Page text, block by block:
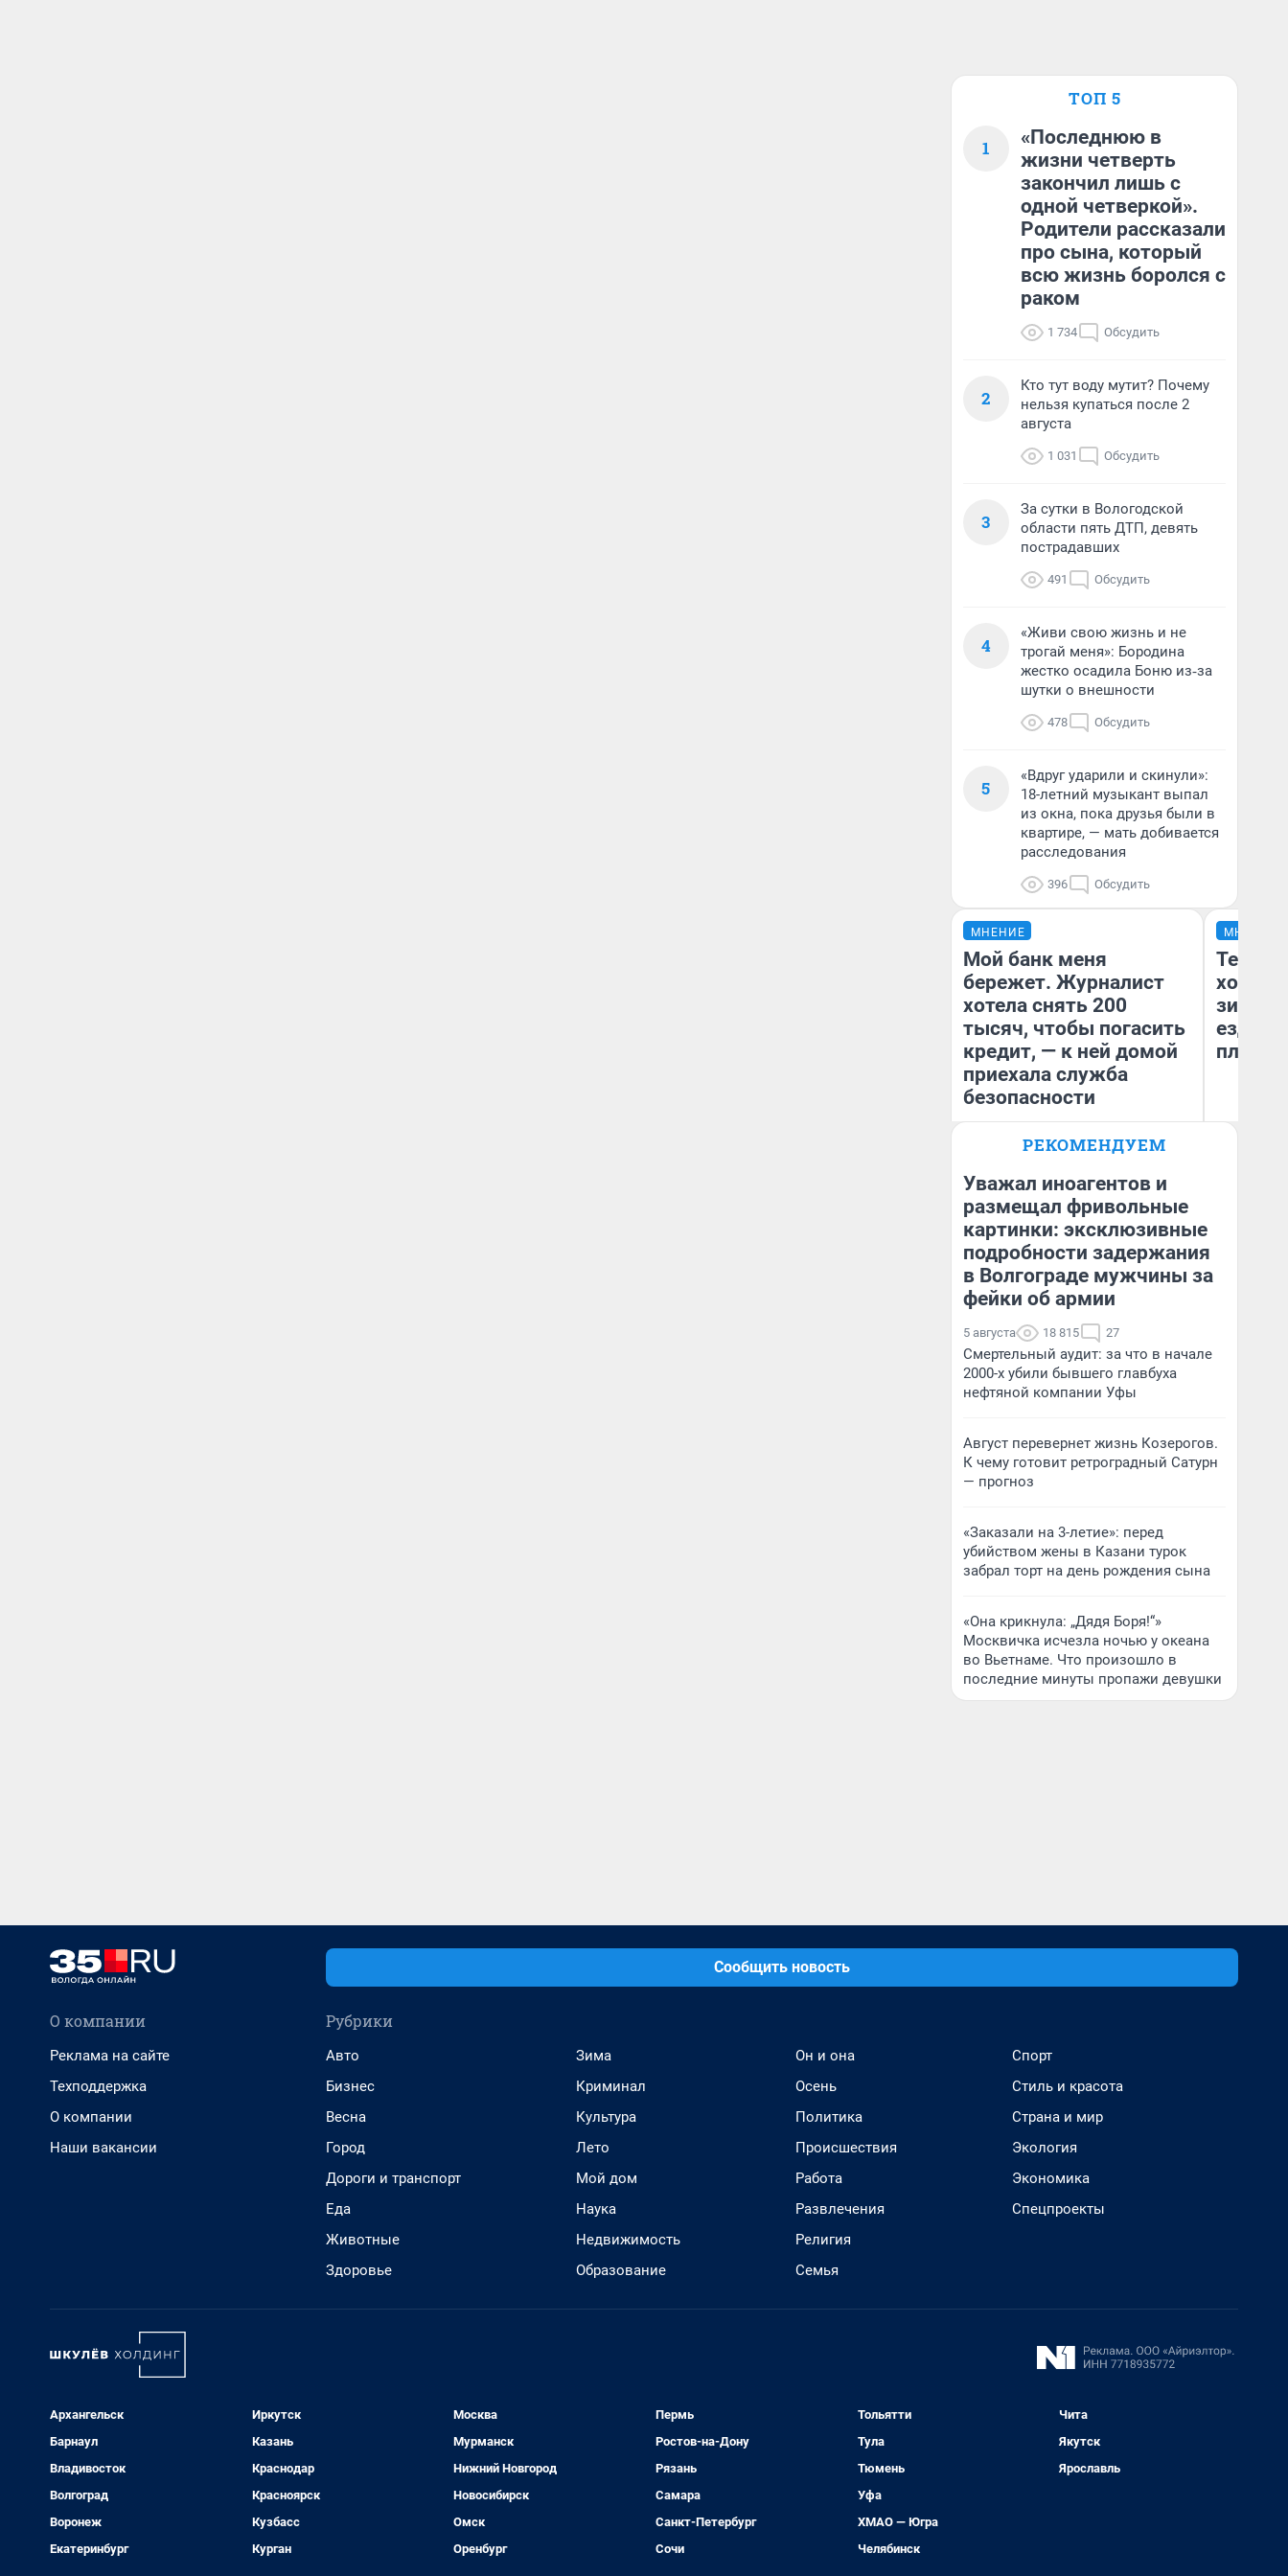
ТОП 5
1
«Последнюю в
жизни четверть
закончил лишь с
одной четверкой».
Родители рассказали
про сына, который
всю жизнь боролся с
раком
1 734 Обсудить
2
Кто тут воду мутит? Почему
нельзя купаться после 2
августа
1 031 Обсудить
3
За сутки в Вологодской
области пять ДТП, девять
пострадавших
491 Обсудить
4
«Живи свою жизнь и не
трогай меня»: Бородина
жестко осадила Боню из‑за
шутки о внешности
478 Обсудить
5
«Вдруг ударили и скинули»:
18-летний музыкант выпал
из окна, пока друзья были в
квартире, — мать добивается
расследования
396 Обсудить
МНЕНИЕ
Мой банк меня
бережет. Журналист
хотела снять 200
тысяч, чтобы погасить
кредит, — к ней домой
приехала служба
безопасности
Ксения Владимирская
МНЕНИЕ
Тепло
зимой.
ездит
плюсы
РЕКОМЕНДУЕМ
Уважал иноагентов и
размещал фривольные
картинки: эксклюзивные
подробности задержания
в Волгограде мужчины за
фейки об армии
5 августа 18 815 27
Смертельный аудит: за что в начале
2000-х убили бывшего главбуха
нефтяной компании Уфы
Август перевернет жизнь Козерогов.
К чему готовит ретроградный Сатурн
— прогноз
«Заказали на 3-летие»: перед
убийством жены в Казани турок
забрал торт на день рождения сына
«Она крикнула: „Дядя Боря!“»
Москвичка исчезла ночью у океана
во Вьетнаме. Что произошло в
последние минуты пропажи девушки
Сообщить новость
О компании
Реклама на сайте
Техподдержка
О компании
Наши вакансии
Рубрики
Авто
Бизнес
Весна
Город
Дороги и транспорт
Еда
Животные
Здоровье
Зима
Криминал
Культура
Лето
Мой дом
Наука
Недвижимость
Образование
Он и она
Осень
Политика
Происшествия
Работа
Развлечения
Религия
Семья
Спорт
Стиль и красота
Страна и мир
Экология
Экономика
Спецпроекты
Архангельск
Барнаул
Владивосток
Волгоград
Воронеж
Екатеринбург
Иркутск
Казань
Краснодар
Красноярск
Кузбасс
Курган
Москва
Мурманск
Нижний Новгород
Новосибирск
Омск
Оренбург
Пермь
Ростов-на-Дону
Рязань
Самара
Санкт-Петербург
Сочи
Тольятти
Тула
Тюмень
Уфа
ХМАО — Югра
Челябинск
Чита
Якутск
Ярославль